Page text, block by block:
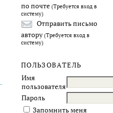
по почте (Требуется вход в
систему)
Отправить письмо
автору (Требуется вход в
систему)
ПОЛЬЗОВАТЕЛЬ
Имя
пользователя
Пароль
Запомнить меня